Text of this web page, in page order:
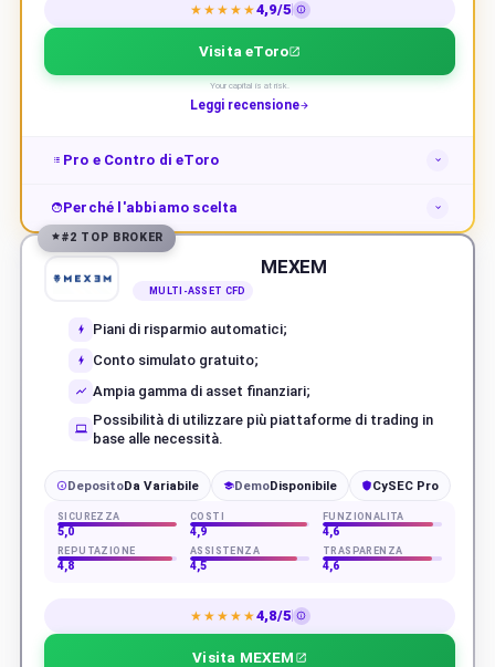
★★★★★4,9/5
Visita eToro
Your capital is at risk.
Leggi recensione
Pro e Contro di eToro
Perché l'abbiamo scelta
#2 TOP BROKER
MEXEM
MULTI-ASSET CFD
Piani di risparmio automatici;
Conto simulato gratuito;
Ampia gamma di asset finanziari;
Possibilità di utilizzare più piattaforme di trading in
base alle necessità.
€ DepositoDa Variabile DemoDisponibile CySEC Pro
SICUREZZA
5,0
COSTI
4,9
FUNZIONALITÀ
4,6
REPUTAZIONE
4,8
ASSISTENZA
4,5
TRASPARENZA
4,6
★★★★★4,8/5
Visita MEXEM